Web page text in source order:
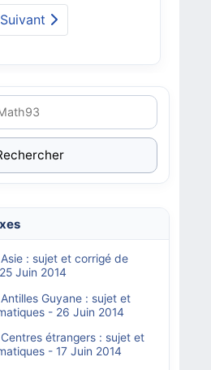
Suivant
: sujet et corrigé de
Juin 2014
Guyane : sujet et
- 26 Juin 2014
étrangers : sujet et
- 17 Juin 2014